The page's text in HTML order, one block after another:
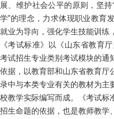
展、维护社会公平的原则，坚
学”的理念，力求体现职业教育
就业为导向，强化学生技能训练
《考试标准》以《山东省教育
考试招生专业类别考试模块的通
依据，以教育部和山东省教育厅
录中与本类专业有关的教材为主
校教学实际编写而成。《考试标
招生命题的依据，也是教师教学